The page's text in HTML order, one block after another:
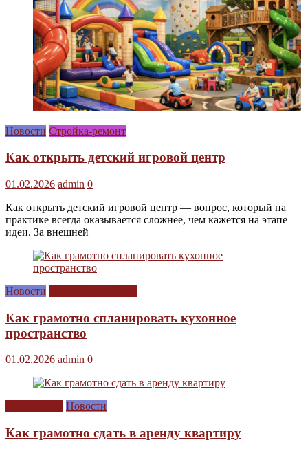
Новости Стройка-ремонт
Как открыть детский игровой центр
01.02.2026 admin 0
Как открыть детский игровой центр — вопрос, который на
практике всегда оказывается сложнее, чем кажется на этапе
идеи. За внешней
Новости
Как грамотно спланировать кухонное
пространство
01.02.2026 admin 0
Новости
Как грамотно сдать в аренду квартиру